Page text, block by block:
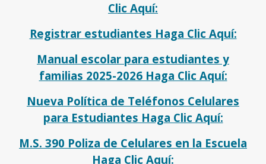
Clic Aquí:
Registrar estudiantes Haga Clic Aquí:
Manual escolar para estudiantes y
familias 2025-2026 Haga Clic Aquí:
Nueva Política de Teléfonos Celulares
para Estudiantes Haga Clic Aquí:
M.S. 390 Poliza de Celulares en la Escuela
Haga Clic Aquí: